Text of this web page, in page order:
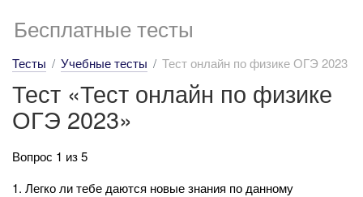
Бесплатные тесты
Тесты Учебные тесты Тест онлайн по физике ОГЭ 2023
Тест «Тест онлайн по физике
ОГЭ 2023»
Вопрос 1 из 5
1. Легко ли тебе даются новые знания по данному